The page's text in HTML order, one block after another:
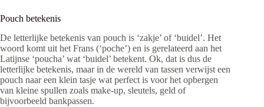
Pouch betekenis
De letterlijke betekenis van pouch is ‘zakje’ of ‘buidel’. Het
woord komt uit het Frans (‘poche’) en is gerelateerd aan het
Latijnse ‘poucha’ wat ‘buidel’ betekent. Ok, dat is dus de
letterlijke betekenis, maar in de wereld van tassen verwijst een
pouch naar een klein tasje wat perfect is voor het opbergen
van kleine spullen zoals make-up, sleutels, geld of
bijvoorbeeld bankpassen.